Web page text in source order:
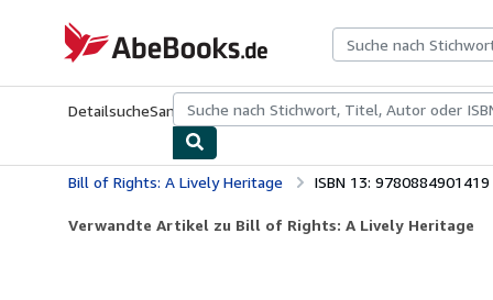
AbeBooks.de
DetailsucheSammlungenAntiquarische BücherKunst &
Bill of Rights: A Lively Heritage ISBN 13: 9780884901419
Verwandte Artikel zu Bill of Rights: A Lively Heritage